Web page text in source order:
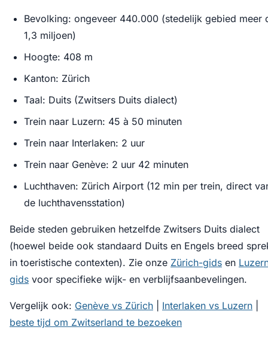
Bevolking: ongeveer 440.000 (stedelijk gebied meer
1,3 miljoen)
Hoogte: 408 m
Kanton: Zürich
Taal: Duits (Zwitsers Duits dialect)
Trein naar Luzern: 45 à 50 minuten
Trein naar Interlaken: 2 uur
Trein naar Genève: 2 uur 42 minuten
Luchthaven: Zürich Airport (12 min per trein, direct
de luchthavensstation)
Beide steden gebruiken hetzelfde Zwitsers Duits dialect
(hoewel beide ook standaard Duits en Engels breed
in toeristische contexten). Zie onze Zürich-gids en
gids voor specifieke wijk- en verblijfsaanbevelingen.
Vergelijk ook: Genève vs Zürich Interlaken vs Luzern
beste tijd om Zwitserland te bezoeken